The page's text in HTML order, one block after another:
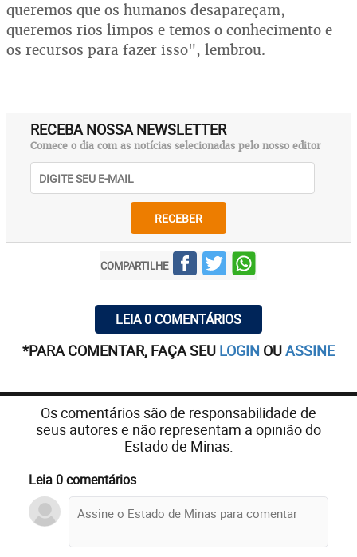
queremos que os humanos desapareçam,
queremos rios limpos e temos o conhecimento e
os recursos para fazer isso", lembrou.
RECEBA NOSSA NEWSLETTER
Comece o dia com as notícias selecionadas pelo nosso editor
RECEBER
COMPARTILHE
LEIA 0 COMENTÁRIOS
*PARA COMENTAR, FAÇA SEU LOGIN OUASSINE
Os comentários são de responsabilidade de
seus autores e não representam a opinião do
Estado de Minas.
Leia 0 comentários